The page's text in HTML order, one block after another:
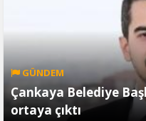
GÜNDEM
Çankaya Belediye
ortaya çıktı